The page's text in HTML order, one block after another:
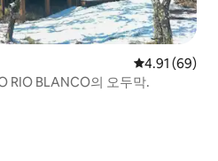
평점 4.91점(5
4.91 (69)
RIO BLANCO의 오두막.